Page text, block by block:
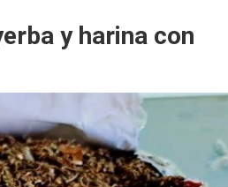
y harina con